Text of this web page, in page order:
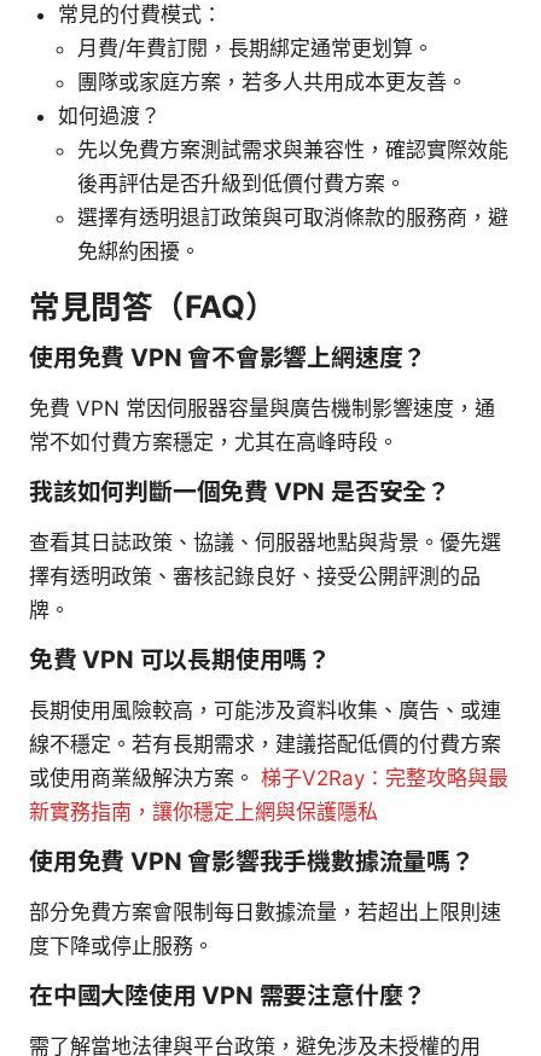
常見的付費模式：
月費/年費訂閱，長期綁定通常更划算。
團隊或家庭方案，若多人共用成本更友善。
如何過渡？
先以免費方案測試需求與兼容性，確認實際效能
後再評估是否升級到低價付費方案。
選擇有透明退訂政策與可取消條款的服務商，避
免綁約困擾。
常見問答（FAQ）
使用免費 VPN 會不會影響上網速度？
免費 VPN 常因伺服器容量與廣告機制影響速度，通
常不如付費方案穩定，尤其在高峰時段。
我該如何判斷一個免費 VPN 是否安全？
查看其日誌政策、協議、伺服器地點與背景。優先選
擇有透明政策、審核記錄良好、接受公開評測的品
牌。
免費 VPN 可以長期使用嗎？
長期使用風險較高，可能涉及資料收集、廣告、或連
線不穩定。若有長期需求，建議搭配低價的付費方案
或使用商業級解決方案。 梯子V2Ray：完整攻略與最
新實務指南，讓你穩定上網與保護隱私
使用免費 VPN 會影響我手機數據流量嗎？
部分免費方案會限制每日數據流量，若超出上限則速
度下降或停止服務。
在中國大陸使用 VPN 需要注意什麼？
需了解當地法律與平台政策，避免涉及未授權的用